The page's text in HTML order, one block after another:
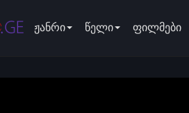
ჟანრი წელი ფილმები